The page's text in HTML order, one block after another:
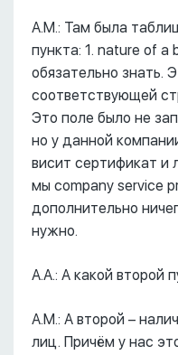
А.М.: Там была
пункта: 1. nature of a
обязательно знать.
соответствующей
Это поле было не
но у данной
висит сертификат и
мы company service
дополнительно
нужно.
А.А.: А какой второй
А.М.: А второй –
лиц. Причём у нас